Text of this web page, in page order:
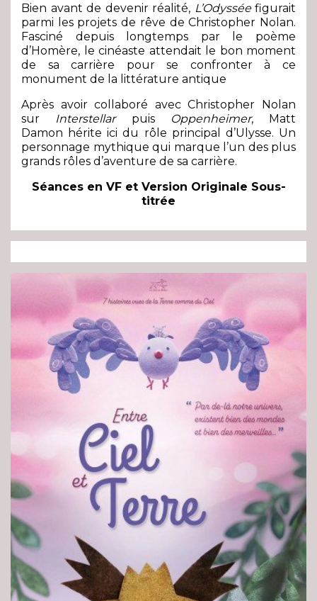
Bien avant de devenir réalité, L’Odysséefigurait
parmi les projets de rêve de Christopher Nolan.
Fasciné depuis longtemps par le poème
d’Homère, le cinéaste attendait le bon moment
de sa carrière pour se confronter à ce
monument de la littérature antique
Après avoir collaboré avec Christopher Nolan
sur Interstellarpuis Oppenheimer, Matt
Damon hérite ici du rôle principal d’Ulysse. Un
personnage mythique qui marque l’un des plus
grands rôles d’aventure de sa carrière.
Séances en VF et Version Originale Sous-
titrée